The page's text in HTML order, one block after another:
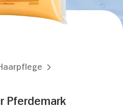
Pferdemark